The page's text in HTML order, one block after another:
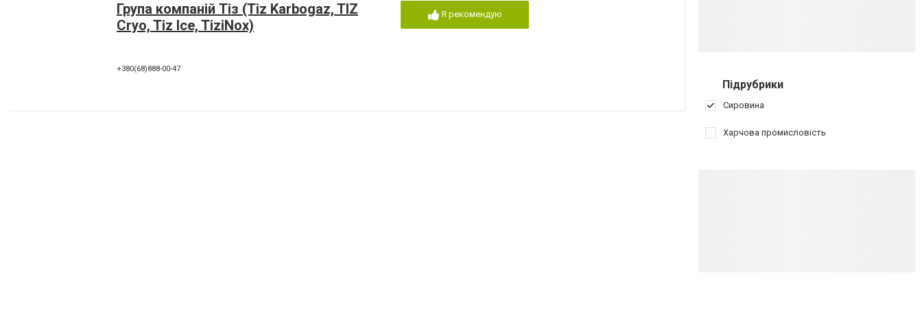
Група компаній Тіз (Tiz Karbogaz, TIZ
Cryo, Tiz Ice, TiziNox)
+380(68)888-00-47
Я рекомендую
Підрубрики
Сировина
Харчова промисловість